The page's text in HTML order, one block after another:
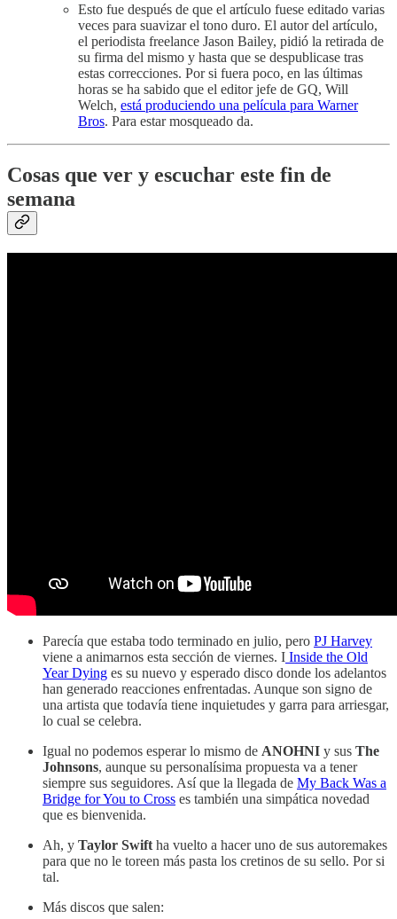
Esto fue después de que el artículo fuese editado varias
veces para suavizar el tono duro. El autor del artículo,
el periodista freelance Jason Bailey, pidió la retirada de
su firma del mismo y hasta que se despublicase tras
estas correcciones. Por si fuera poco, en las últimas
horas se ha sabido que el editor jefe de GQ, Will
Welch, está produciendo una película para Warner
Bros. Para estar mosqueado da.
Cosas que ver y escuchar este fin de
semana
Parecía que estaba todo terminado en julio, pero PJ Harvey
viene a animarnos esta sección de viernes. I Inside the Old
Year Dying es su nuevo y esperado disco donde los adelantos
han generado reacciones enfrentadas. Aunque son signo de
una artista que todavía tiene inquietudes y garra para arriesgar,
lo cual se celebra.
Igual no podemos esperar lo mismo de ANOHNI y sus The
Johnsons, aunque su personalísima propuesta va a tener
siempre sus seguidores. Así que la llegada de My Back Was a
Bridge for You to Cross es también una simpática novedad
que es bienvenida.
Ah, y Taylor Swift ha vuelto a hacer uno de sus autoremakes
para que no le toreen más pasta los cretinos de su sello. Por si
tal.
Más discos que salen: